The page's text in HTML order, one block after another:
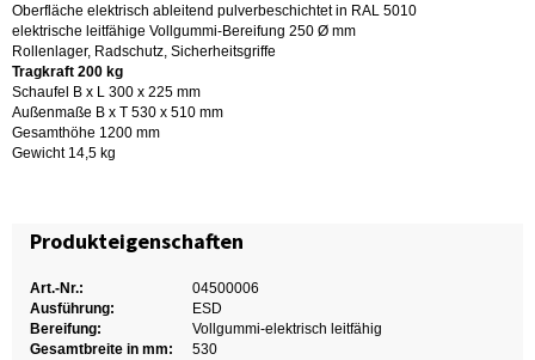
Oberfläche elektrisch ableitend pulverbeschichtet in RAL 5010
elektrische leitfähige Vollgummi-Bereifung 250 Ø mm
Rollenlager, Radschutz, Sicherheitsgriffe
Tragkraft 200 kg
Schaufel B x L 300 x 225 mm
Außenmaße B x T 530 x 510 mm
Gesamthöhe 1200 mm
Gewicht 14,5 kg
Produkteigenschaften
Art.-Nr.:
04500006
Ausführung:
ESD
Bereifung:
Vollgummi-elektrisch leitfähig
Gesamtbreite in mm:
530